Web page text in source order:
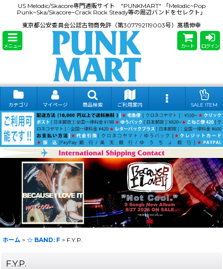
US Melodic/Skacore専門通販サイト "PUNKMART" 「Melodic~Pop
Punk~Ska/Skacore~Crack Rock Steady等の周辺バンドをセレクト」
東京都公安委員会公認古物商免許（第307792119003号）髙橋伸幸
メニュー カート ログイン
カテゴリ マイページ 商品検索 ご利用案内 SALE ITEM
ホーム > ☆ BAND: F > F.Y.P.
F.Y.P.